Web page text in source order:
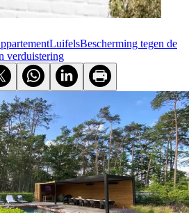
LuifelsBescherming tegen de
verduistering